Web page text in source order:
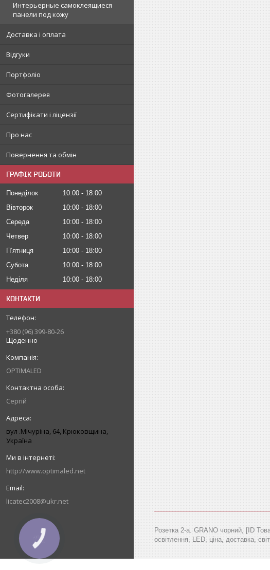
Интерьерные самоклеящиеся
панели под кожу
Доставка і оплата
Відгуки
Портфоліо
Фотогалерея
Сертифікати і ліцензії
Про нас
Повернення та обмін
ГРАФІК РОБОТИ
Понеділок 10:00
18:00
Вівторок
10:00
18:00
Середа
10:00
18:00
Четвер
10:00
18:00
Пʼятниця
10:00
18:00
Субота
10:00
18:00
Неділя
10:00 18:00
КОНТАКТИ
+380 (96) 399-80-26
Щоденно
OPTIMALED
Сергій
вул .Мічуріна, 64, Крюковщина,
Україна
http://www.optimaled.net
licatec2008@ukr.net
Розетка 2-а. GRANO чорний, [ID
освітлення, LED, ціна, доставка,
КНОПКА
ЗВ'ЯЗКУ